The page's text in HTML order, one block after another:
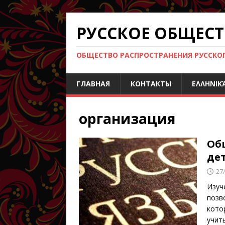
РУССКОЕ
ОБЩЕСТВО РАСПРОСТРАНЕНИЯ
ГЛАВНАЯ КОНТАКТЫ
организация